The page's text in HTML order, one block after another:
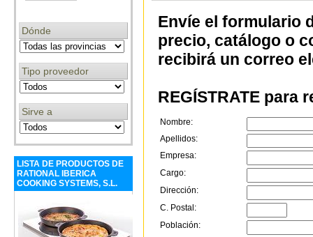
Dónde
Tipo proveedor
Sirve a
LISTA DE PRODUCTOS DE
RATIONAL IBERICA
COOKING SYSTEMS, S.L.
Envíe el formulario
precio, catálogo o
recibirá un correo
REGÍSTRATE para
Nombre:
Apellidos:
Empresa:
Cargo:
Dirección:
C. Postal:
Población: